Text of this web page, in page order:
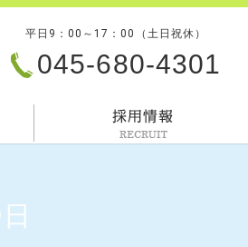
平日9：00～17：00（土日祝休）
045-680-4301